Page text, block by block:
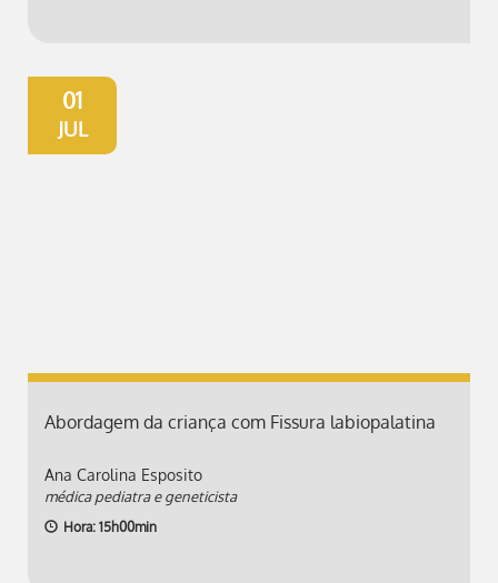
01
JUL
Abordagem da criança com Fissura labiopalatina
Ana Carolina Esposito
médica pediatra e geneticista
Hora: 15h00min